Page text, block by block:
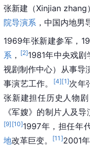
张新建（Xinjian
院导演系 ，中国内地男
1969年张新建参军，
系 ， [2]1981年中央戏
视剧制作中心）从事导
事演艺工作。
[4][1]次年
张新建担任历史人物
《军嫂》的制片人及
[9] [10]1997年，担任年
地改革巨变。 [11 ]2001